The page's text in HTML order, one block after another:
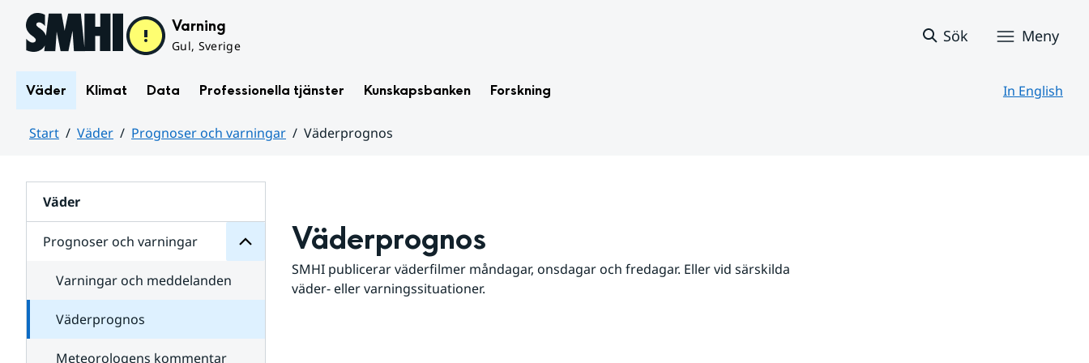
Hoppa till sidans innehåll Varning
Gul, Sverige
Sök Meny
Väder Klimat Data Professionella tjänster Kunskapsbanken Forskning In English
Start Väder Prognoser och varningar
Väderprognos
Väder
Prognoser och varningar
för
varningar
Varningar och meddelanden
Väderprognos
Meteorologens kommentar
Väderprognos
SMHI publicerar väderfilmer måndagar, onsdagar och fredagar. Eller vid särskilda
väder- eller varningssituationer.